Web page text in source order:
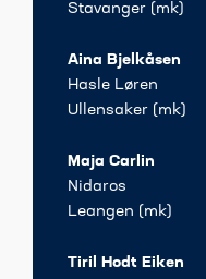
Stavanger (mk)
Aina Bjelkåsen
Hasle Løren
Ullensaker (mk)
Maja Carlin
Nidaros
Leangen (mk)
Tiril Hodt Eiken